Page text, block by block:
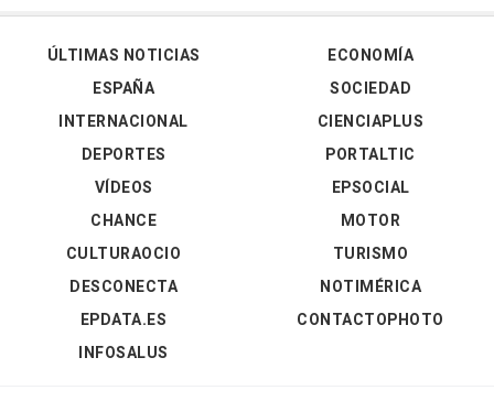
ÚLTIMAS NOTICIAS
ESPAÑA
INTERNACIONAL
DEPORTES
VÍDEOS
ECONOMÍA
SOCIEDAD
CIENCIAPLUS
PORTALTIC
EPSOCIAL
CHANCE
CULTURAOCIO
DESCONECTA
EPDATA.ES
INFOSALUS
MOTOR
TURISMO
NOTIMÉRICA
CONTACTOPHOTO